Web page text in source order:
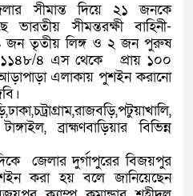
সীমান্ত দিয়ে ২১ জনকে
ভারতীয় সীমন্তরক্ষী বাহিনী-
জন তৃতীয় লিঙ্গ ও ২ জন পুরুষ
১১৪৮/৪ এস থেকে প্রায় ১০০
এলাকায় পুশইন করানো
ব্রাহ্মণবাড়িয়ার বিভিন্ন
জেলার দুর্গাপুরের বিজয়পুর
করা হয় বলে জানিয়েছেন